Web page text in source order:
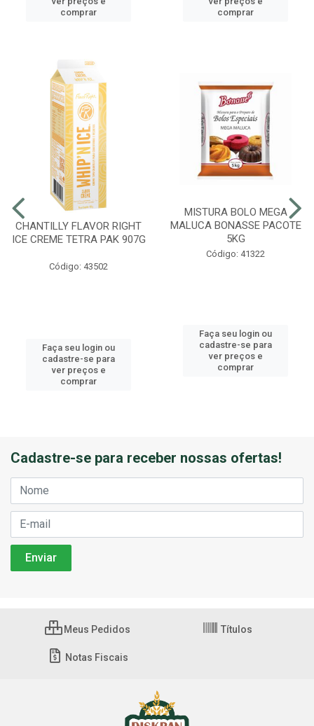
comprar
comprar
CHANTILLY FLAVOR RIGHT
ICE CREME TETRA PAK 907G
Código: 43502
Faça seu login ou
cadastre-se para
ver preços e
comprar
MISTURA BOLO MEGA
MALUCA BONASSE PACOTE
5KG
Código: 41322
Faça seu login ou
cadastre-se para
ver preços e
comprar
Cadastre-se para receber nossas ofertas!
Meus Pedidos Títulos
Notas Fiscais